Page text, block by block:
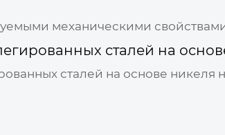
механическими
сталей на
сталей на основе никеля